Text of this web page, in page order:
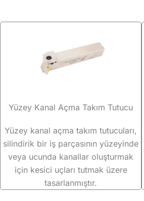
Yüzey Kanal Açma Takım Tutucu
Yüzey kanal açma takım tutucuları,
silindirik bir iş parçasının yüzeyinde
veya ucunda kanallar oluşturmak
için kesici uçları tutmak üzere
tasarlanmıştır.